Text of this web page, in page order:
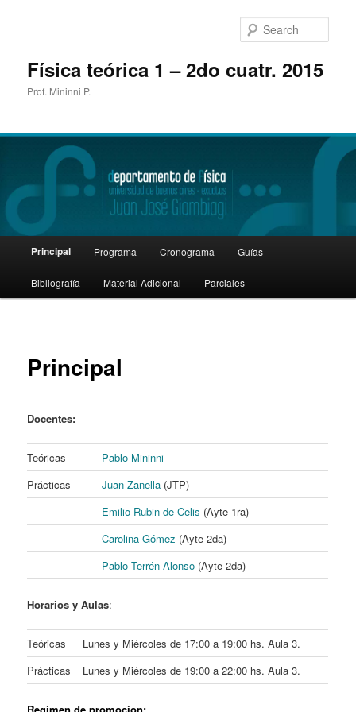
Física teórica 1 – 2do cuatr. 2015
Prof. Mininni P.
Skip
to
content
Principal Programa Cronograma Guías
Bibliografía Material Adicional Parciales
Principal
Docentes:
Teóricas
Pablo Mininni
Prácticas
Juan Zanella (JTP)
Emilio Rubin de Celis (Ayte 1ra)
Carolina Gómez (Ayte 2da)
Pablo Terrén Alonso (Ayte 2da)
Horarios y Aulas:
Teóricas
Lunes y Miércoles de 17:00 a 19:00 hs. Aula 3.
Prácticas
Lunes y Miércoles de 19:00 a 22:00 hs. Aula 3.